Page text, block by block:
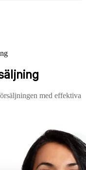
med effektiva